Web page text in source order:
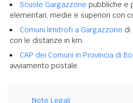
Scuole Gargazzone pubbliche e
elementari, medie e superiori con
Comuni limitrofi a Gargazzone di
con le distanze in km.
CAP dei Comuni in Provincia di
avviamento postale.
Note Legali